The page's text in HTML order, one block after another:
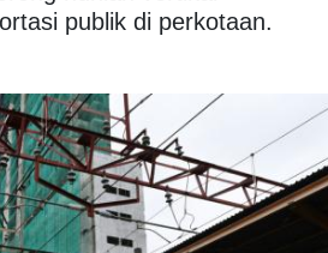
publik di perkotaan.